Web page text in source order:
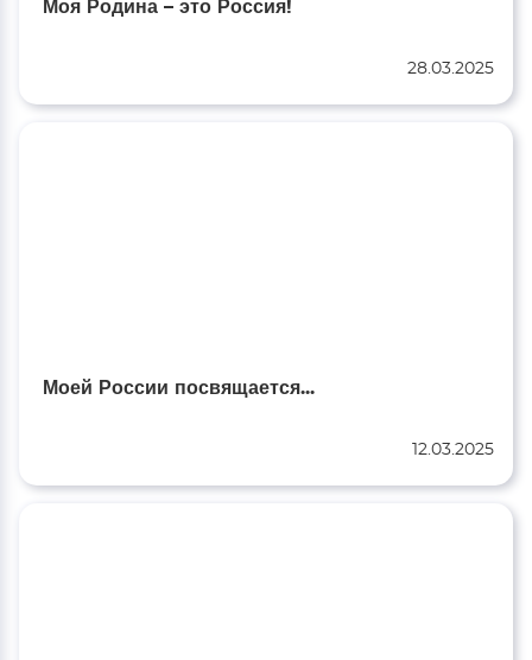
Моя Родина – это Россия!
28.03.2025
Моей России посвящается...
12.03.2025